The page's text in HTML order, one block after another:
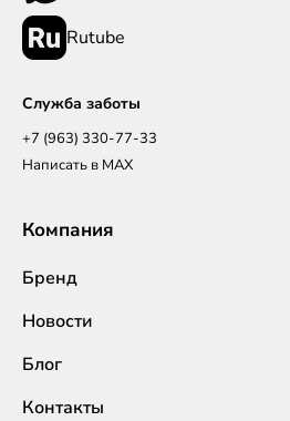
Rutube
Служба заботы
+7 (963) 330-77-33
Написать в MAX
Компания
Бренд
Новости
Блог
Контакты